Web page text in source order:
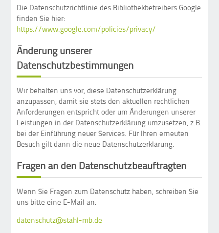
Die Datenschutzrichtlinie des Bibliothekbetreibers Google
finden Sie hier:
https://www.google.com/policies/privacy/
Änderung unserer
Datenschutzbestimmungen
Wir behalten uns vor, diese Datenschutzerklärung
anzupassen, damit sie stets den aktuellen rechtlichen
Anforderungen entspricht oder um Änderungen unserer
Leistungen in der Datenschutzerklärung umzusetzen, z.B.
bei der Einführung neuer Services. Für Ihren erneuten
Besuch gilt dann die neue Datenschutzerklärung.
Fragen an den Datenschutzbeauftragten
Wenn Sie Fragen zum Datenschutz haben, schreiben Sie
uns bitte eine E-Mail an:
datenschutz@stahl-mb.de